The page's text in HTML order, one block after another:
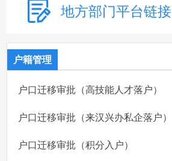
地方部门平台链接
户籍管理
户口迁移审批（高技能人才落户）
户口迁移审批（来汉兴办私企落户）
户口迁移审批（积分入户）